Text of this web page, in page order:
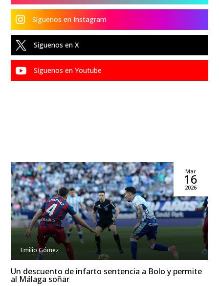
 Síguenos en Instagram
 Síguenos en X
 Síguenos en Youtube
Emilio Gómez
Mar
16
2026
Un descuento de infarto sentencia a Bolo y permite
al Málaga soñar